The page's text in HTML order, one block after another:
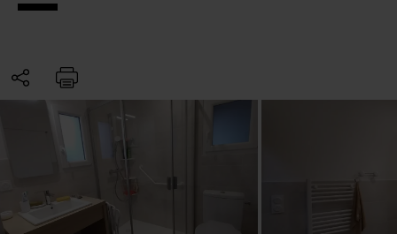
PartagerImprimer